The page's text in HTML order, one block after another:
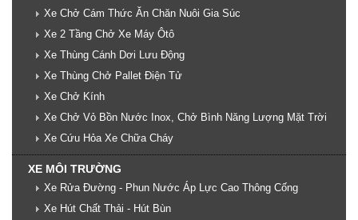
Xe Chở Cám Thức Ăn Chăn Nuôi Gia Súc
Xe 2 Tầng Chở Xe Máy Ôtô
Xe Thùng Cánh Dơi Lưu Động
Xe Thùng Chở Pallet Điện Tử
Xe Chở Kính
Xe Chở Vỏ Bồn Nước Inox, Chở Bình Năng Lượng Mặt Trời
Xe Cứu Hỏa Xe Chữa Cháy
XE MÔI TRƯỜNG
Xe Rửa Đường - Phun Nước Áp Lực Cao Thông Cống
Xe Hút Chất Thải - Hút Bùn